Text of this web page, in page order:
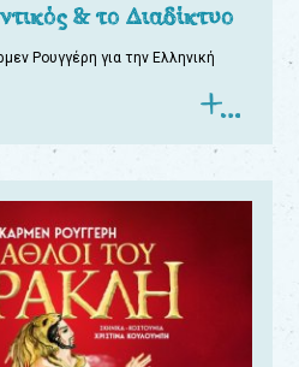
& το Διαδίκτυο
Ρουγγέρη για την Ελληνική